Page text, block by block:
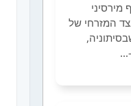
מירסיני
המזרחי של